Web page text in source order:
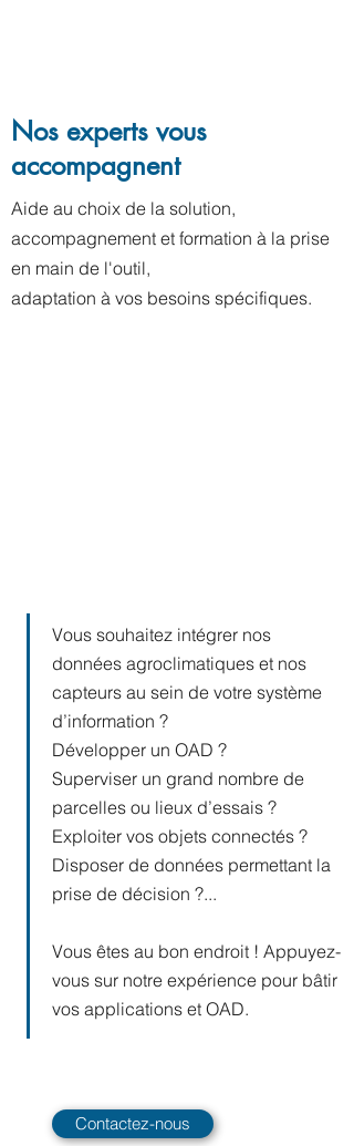
Nos experts vous
accompagnent
Aide au choix de la solution,
accompagnement et formation à la prise
en main de l'outil,
adaptation à vos besoins spécifiques.
Vous souhaitez intégrer nos
données agroclimatiques et nos
capteurs au sein de votre système
d’information ?
Développer un OAD ?
Superviser un grand nombre de
parcelles ou lieux d’essais ?
Exploiter vos objets connectés ?
Disposer de données permettant la
prise de décision ?...
Vous êtes au bon endroit ! Appuyez-
vous sur notre expérience pour bâtir
vos applications et OAD.
Contactez-nous